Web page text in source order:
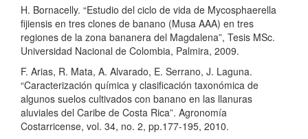
H. Bornacelly. “Estudio del ciclo de vida de Mycosphaerella
fijiensis en tres clones de banano (Musa AAA) en tres
regiones de la zona bananera del Magdalena”, Tesis MSc.
Universidad Nacional de Colombia, Palmira, 2009.
F. Arias, R. Mata, A. Alvarado, E. Serrano, J. Laguna.
“Caracterización química y clasificación taxonómica de
algunos suelos cultivados con banano en las llanuras
aluviales del Caribe de Costa Rica”. Agronomía
Costarricense, vol. 34, no. 2, pp.177-195, 2010.